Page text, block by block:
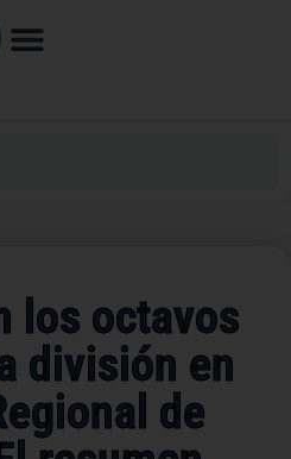
los octavos
división en
de